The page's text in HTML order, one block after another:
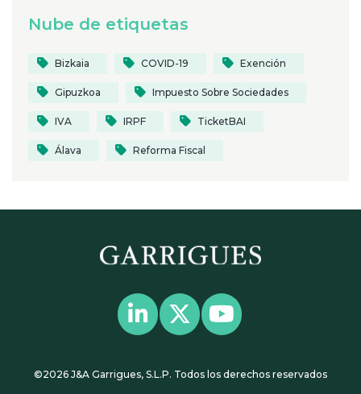
Nube de etiquetas
Bizkaia COVID-19 Exención
Gipuzkoa Impuesto Sobre Sociedades
IVA IRPF TicketBAI
Álava Reforma Fiscal
©2026 J&A Garrigues, S.L.P. Todos los derechos reservados